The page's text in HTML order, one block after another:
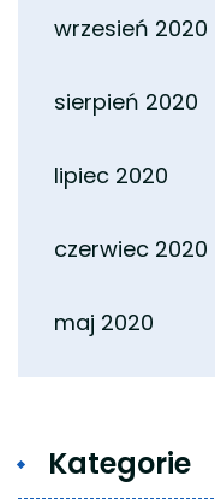
wrzesień 2020
sierpień 2020
lipiec 2020
czerwiec 2020
maj 2020
Kategorie